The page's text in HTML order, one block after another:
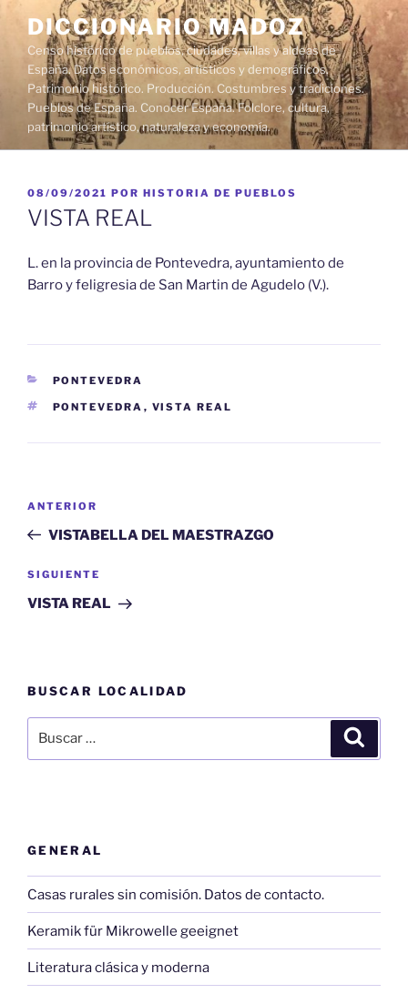
contenido
DICCIONARIO MADOZ
Censo histórico de pueblos, ciudades, villas y aldeas de
España. Datos económicos, artísticos y demográficos.
Patrimonio histórico. Producción. Costumbres y tradiciones.
Pueblos de España. Conocer España. Folclore, cultura,
patrimonio artístico, naturaleza y economía.
PUBLICADO
EL
08/09/2021 POR HISTORIA DE PUEBLOS
VISTA REAL
L. en la provincia de Pontevedra, ayuntamiento de
Barro y feligresia de San Martin de Agudelo (V.).
CATEGORÍAS
PONTEVEDRA
ETIQUETAS
PONTEVEDRA , VISTA REAL
entradas
Entrada
anterior:
ANTERIOR
VISTABELLA DEL MAESTRAZGO
Siguiente
entrada
SIGUIENTE
VISTA REAL
BUSCAR LOCALIDAD
por:
GENERAL
Casas rurales sin comisión. Datos de contacto.
Keramik für Mikrowelle geeignet
Literatura clásica y moderna